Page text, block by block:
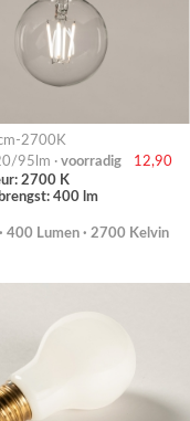
2700K
95lm · voorradig
12,90
2700 K
400 lm
400 Lumen · 2700 Kelvin